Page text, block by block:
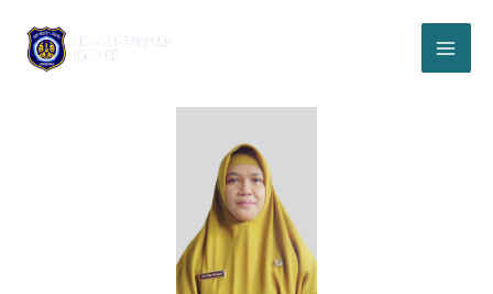
konten